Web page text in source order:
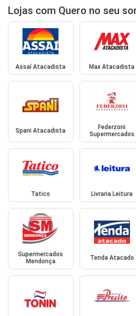
Lojas com Quero no seu
Assaí Atacadista Max Atacadista
Spani Atacadista
Federzoni
Supermercados
Tatico Livraria Leitura
Supermercados
Mendonça
Tenda Atacado